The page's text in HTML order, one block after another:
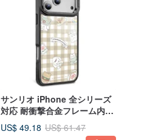
サンリオ iPhone 全シリーズ
対応 耐衝撃合金フレーム内蔵
スタンド付きスマホケース -
グレンチェック花丸
US$ 49.18 US$ 61.47